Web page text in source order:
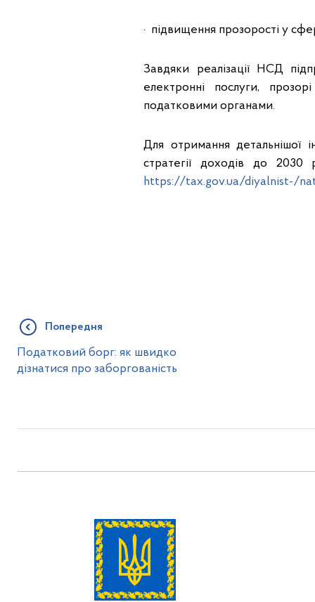
· підвищення прозорості у
Завдяки реалізації НСД
електронні послуги,
податковими органами.
Для отримання детальнішої
стратегії доходів до
https://tax.gov.ua/diyalnist-/
Попередня
Податковий борг: як швидко
дізнатися про заборгованість